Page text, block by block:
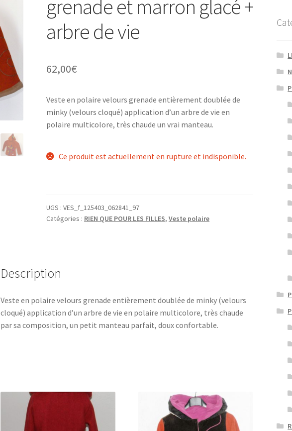
grenade et marron glacé +
arbre de vie
62,00€
Veste en polaire velours grenade entièrement doublée de
minky (velours cloqué) application d’un arbre de vie en
polaire multicolore, très chaude un vrai manteau.
Ce produit est actuellement en rupture et indisponible.
UGS :VES_f_125403_062841_97
Catégories : RIEN QUE POUR LES FILLES,Veste polaire
Description
Veste en polaire velours grenade entièrement doublée de minky (velours
cloqué) application d’un arbre de vie en polaire multicolore, très chaude
par sa composition, un petit manteau parfait, doux confortable.